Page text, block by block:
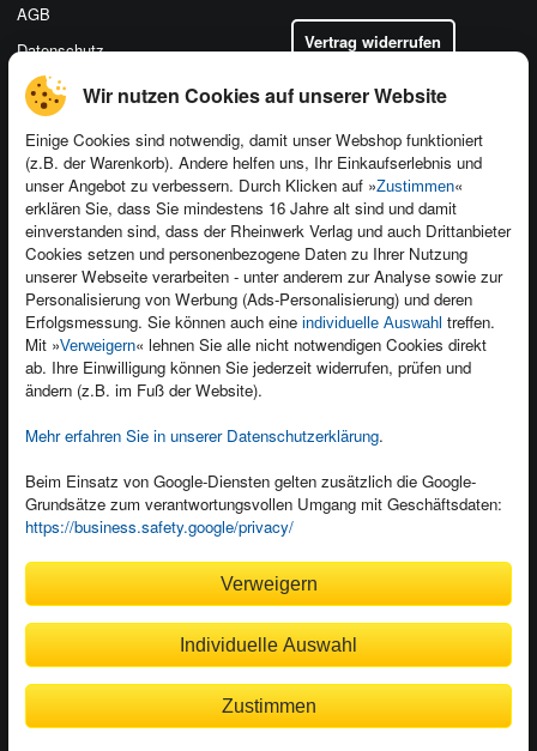
Wir nutzen Cookies auf unserer Website
Einige Cookies sind notwendig, damit unser Webshop funktioniert
(z.B. der Warenkorb). Andere helfen uns, Ihr Einkaufserlebnis und
unser Angebot zu verbessern. Durch Klicken auf »Zustimmen«
erklären Sie, dass Sie mindestens 16 Jahre alt sind und damit
einverstanden sind, dass der Rheinwerk Verlag und auch Drittanbieter
Cookies setzen und personenbezogene Daten zu Ihrer Nutzung
unserer Webseite verarbeiten - unter anderem zur Analyse sowie zur
Personalisierung von Werbung (Ads-Personalisierung) und deren
Erfolgsmessung. Sie können auch eine individuelle Auswahl treffen.
Mit »Verweigern« lehnen Sie alle nicht notwendigen Cookies direkt
ab. Ihre Einwilligung können Sie jederzeit widerrufen, prüfen und
ändern (z.B. im Fuß der Website).
Mehr erfahren Sie in unserer Datenschutzerklärung.
Beim Einsatz von Google-Diensten gelten zusätzlich die Google-
Grundsätze zum verantwortungsvollen Umgang mit Geschäftsdaten:
https://business.safety.google/privacy/
Zustimmen
Verweigern
Individuelle Auswahl
Kontakt
Newsletter
Für Unternehmen
Presseservice
Dozentenservice
Produktfeedback
Foreign Rights
Ein Buch schreiben
AGB
Datenschutz
Vertrag widerrufen
Kundenservice
Wir sind gerne für Sie da!
service@rheinwerk-verlag.de
Rechnung Bankeinzug